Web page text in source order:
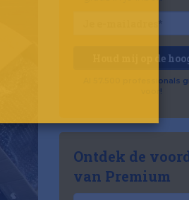
Houd mij op de
Al 57.500 professionals
voor!
Ontdek de
van Premium